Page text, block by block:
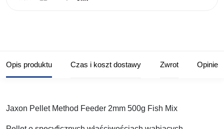
Opis produktu Czas i koszt dostawy Zwrot Opinie
Jaxon Pellet Method Feeder 2mm 500g Fish Mix